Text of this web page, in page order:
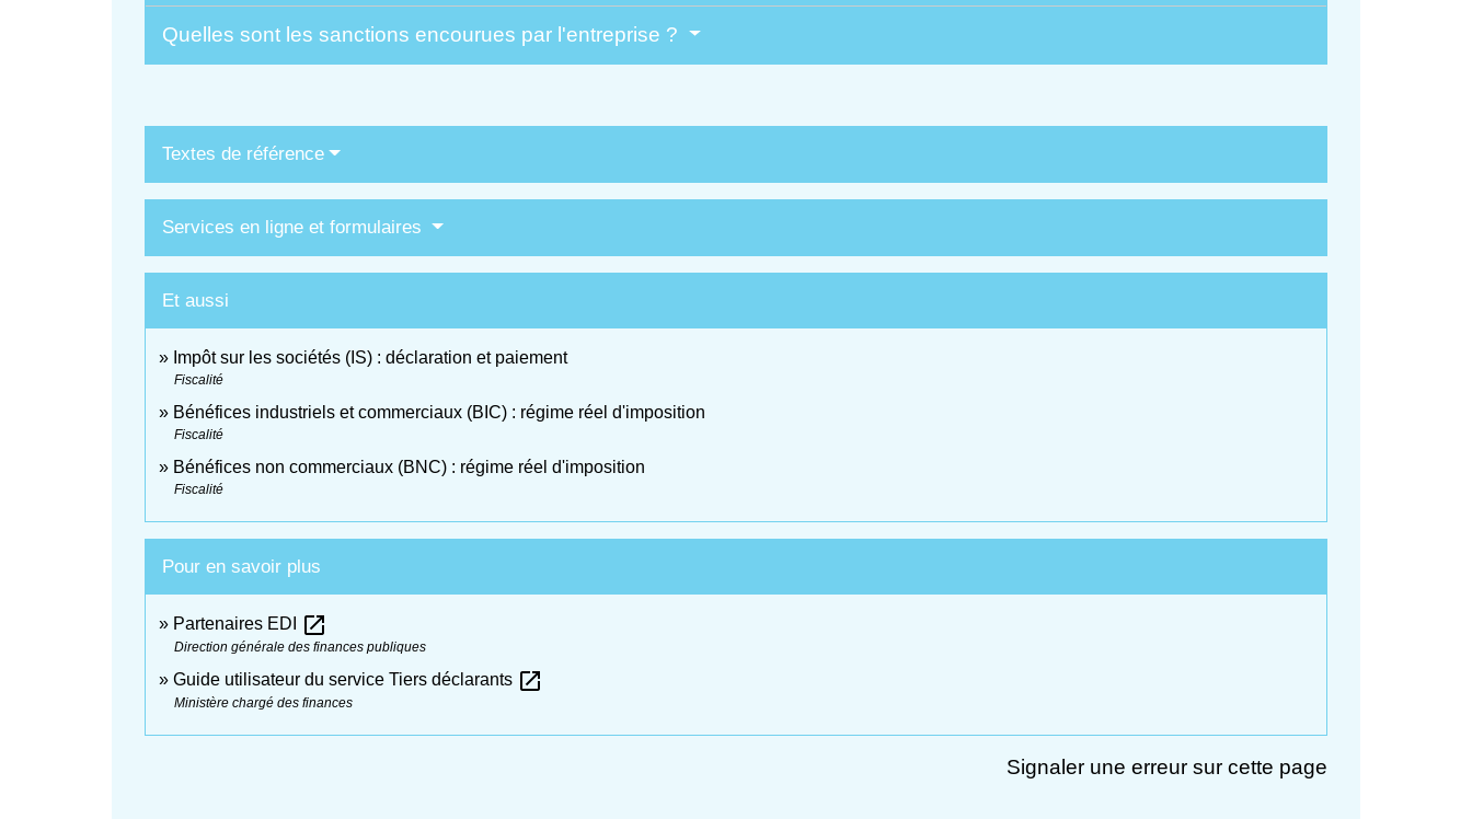
Quelles sont les sanctions encourues par l'entreprise ?
Textes de référence
Services en ligne et formulaires
Et aussi
Impôt sur les sociétés (IS) : déclaration et paiement
Fiscalité
Bénéfices industriels et commerciaux (BIC) : régime réel d'imposition
Fiscalité
Bénéfices non commerciaux (BNC) : régime réel d'imposition
Fiscalité
Pour en savoir plus
Partenaires EDI open_in_new
Direction générale des finances publiques
Guide utilisateur du service Tiers déclarants open_in_new
Ministère chargé des finances
Signaler une erreur sur cette page